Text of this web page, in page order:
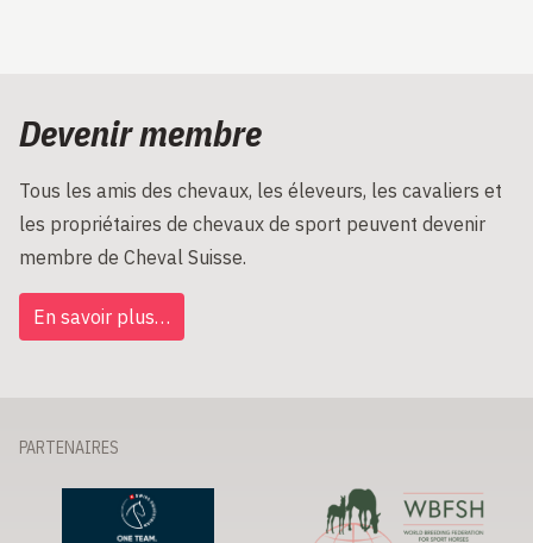
Devenir membre
Tous les amis des chevaux, les éleveurs, les cavaliers et
les propriétaires de chevaux de sport peuvent devenir
membre de Cheval Suisse.
En savoir plus…
PARTENAIRES